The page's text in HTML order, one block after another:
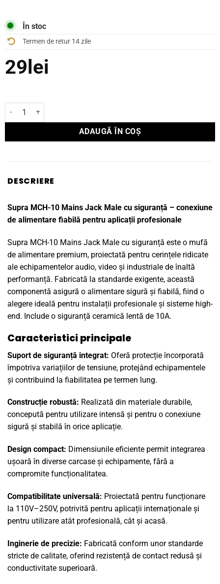
În stoc
Termen de retur 14 zile
29lei
Cantitate Conector Supra MCH-10
ADAUGĂ ÎN COȘ
DESCRIERE
Supra MCH-10 Mains Jack Male cu siguranță – conexiune
de alimentare fiabilă pentru aplicații profesionale
Supra MCH-10 Mains Jack Male cu siguranță este o mufă
de alimentare premium, proiectată pentru cerințele ridicate
ale echipamentelor audio, video și industriale de înaltă
performanță. Fabricată la standarde exigente, această
componentă asigură o alimentare sigură și fiabilă, fiind o
alegere ideală pentru instalații profesionale și sisteme high-
end. Include o siguranță ceramică lentă de 10A.
Caracteristici principale
Suport de siguranță integrat: Oferă protecție încorporată
împotriva variațiilor de tensiune, protejând echipamentele
și contribuind la fiabilitatea pe termen lung.
Construcție robustă: Realizată din materiale durabile,
concepută pentru utilizare intensă și pentru o conexiune
sigură și stabilă în orice aplicație.
Design compact: Dimensiunile eficiente permit integrarea
ușoară în diverse carcase și echipamente, fără a
compromite funcționalitatea.
Compatibilitate universală: Proiectată pentru funcționare
la 110V–250V, potrivită pentru aplicații internaționale și
pentru utilizare atât profesională, cât și acasă.
Inginerie de precizie: Fabricată conform unor standarde
stricte de calitate, oferind rezistență de contact redusă și
conductivitate superioară.